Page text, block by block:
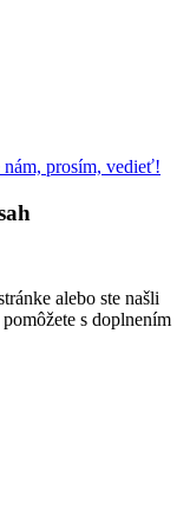
nám, prosím, vedieť!
alebo ste našli
s doplnením